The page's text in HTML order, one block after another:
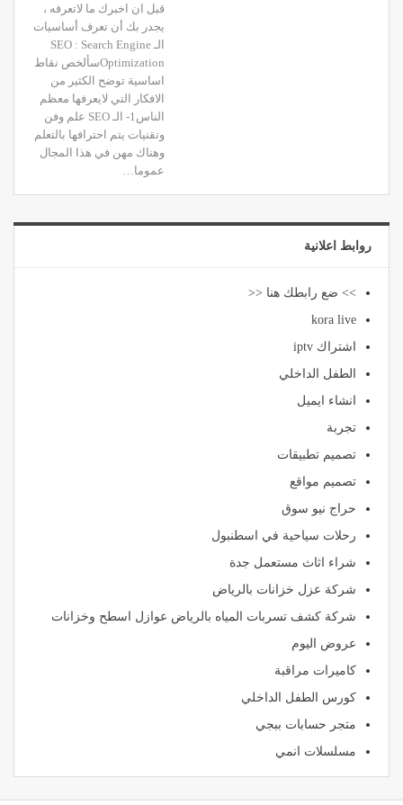
قبل ان اخبرك ما لاتعرفه ،
يجدر بك أن تعرف أساسيات
الـ SEO : Search Engine
Optimizationسألخص نقاط
اساسية توضح الكثير من
الافكار التي لايعرفها معظم
الناس1- الـ SEO علم وفن
وتقنيات يتم احترافها بالتعلم
وهناك مهن في هذا المجال
عموما…
روابط اعلانية
>> ضع رابطك هنا <<
kora live
اشتراك iptv
الطفل الداخلي
انشاء ايميل
تجربة
تصميم تطبيقات
تصميم مواقع
حراج نيو سوق
رحلات سياحية في اسطنبول
شراء اثاث مستعمل جدة
شركة عزل خزانات بالرياض
شركة كشف تسربات المياه بالرياض عوازل اسطح وخزانات
عروض اليوم
كاميرات مراقبة
كورس الطفل الداخلي
متجر حسابات ببجي
مسلسلات انمي